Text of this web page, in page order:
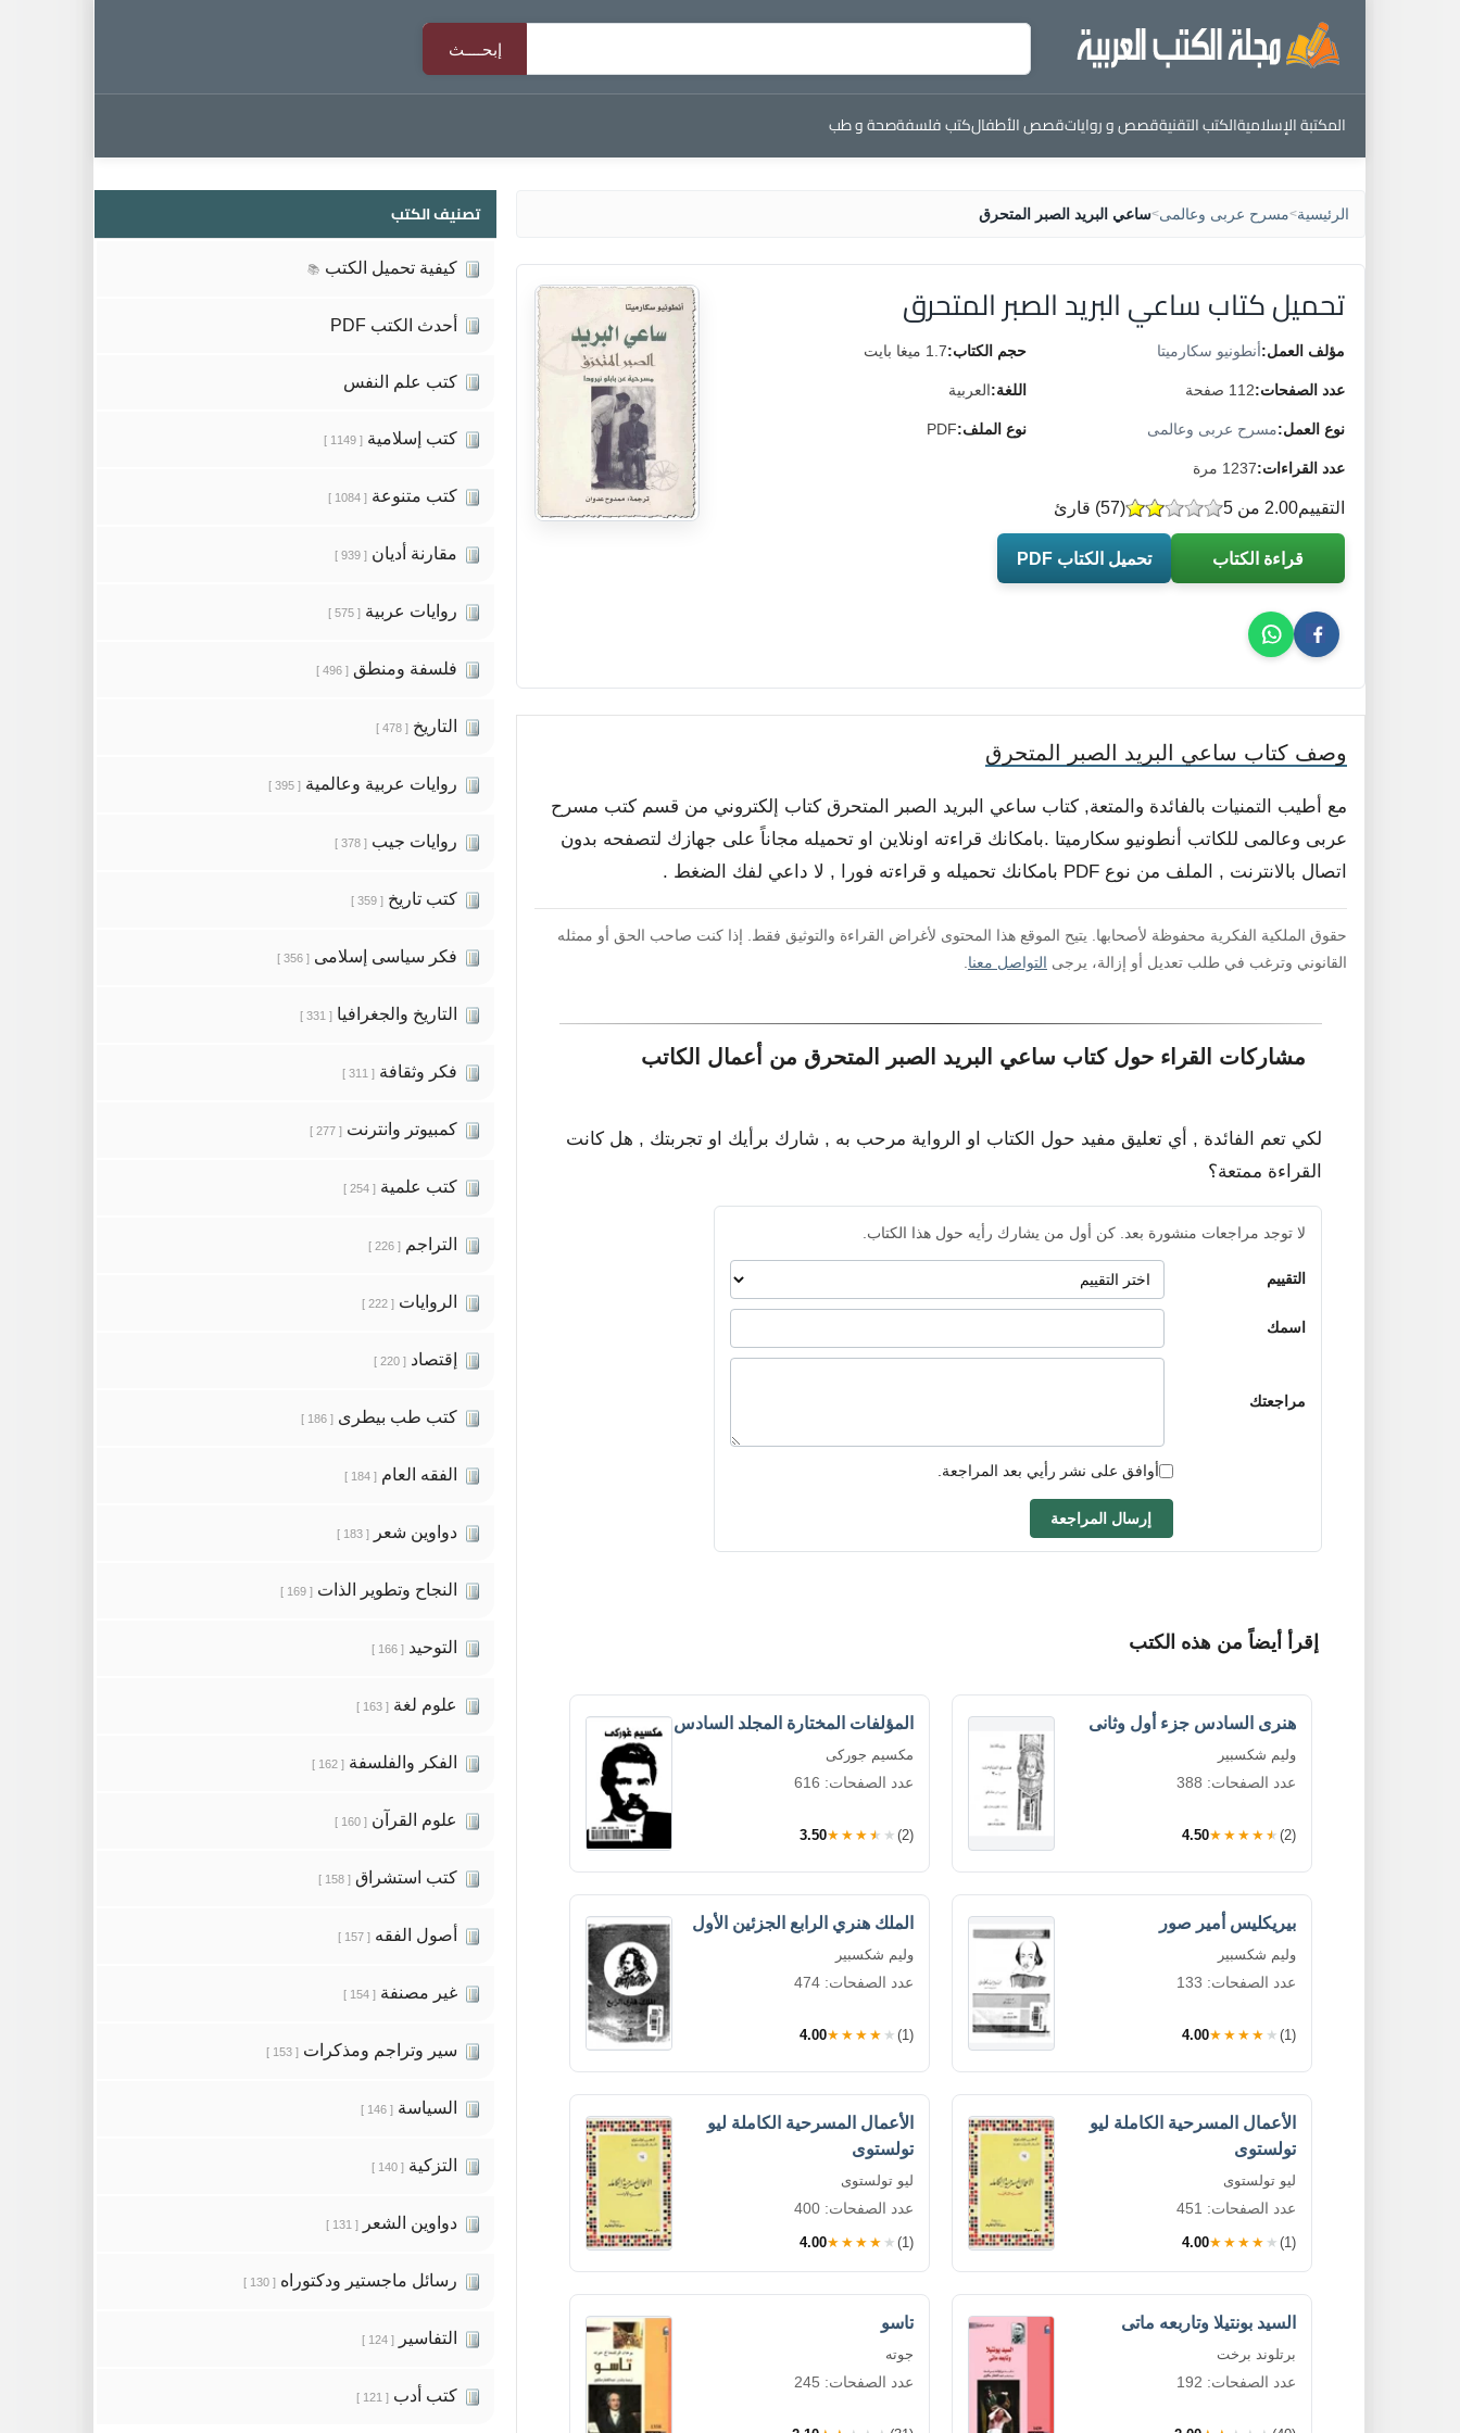
المكتبة الإسلاميةالكتب التقنيةقصص و رواياتقصص الأطفالكتب فلسفةصحة و طب
الرئيسية>مسرح عربى وعالمى>ساعي البريد الصبر المتحرق
تحميل كتاب ساعي البريد الصبر المتحرق
مؤلف العمل:أنطونيو سكارميتا حجم الكتاب:1.7 ميغا بايت
عدد الصفحات:112 صفحة اللغة:العربية
نوع العمل:مسرح عربى وعالمى نوع الملف:PDF
عدد القراءات:1237 مرة
التقييم (
57) قارئ 2.00 من 5
قراءة الكتاب تحميل الكتاب PDF
وصف كتاب ساعي البريد الصبر المتحرق
مع أطيب التمنيات بالفائدة والمتعة, كتاب ساعي البريد الصبر المتحرق كتاب إلكتروني من قسم كتب مسرح
عربى وعالمى للكاتب أنطونيو سكارميتا .بامكانك قراءته اونلاين او تحميله مجاناً على جهازك لتصفحه بدون
اتصال بالانترنت , الملف من نوع PDF بامكانك تحميله و قراءته فورا , لا داعي لفك الضغط .
حقوق الملكية الفكرية محفوظة لأصحابها. يتيح الموقع هذا المحتوى لأغراض القراءة والتوثيق فقط. إذا كنت صاحب الحق أو ممثله
القانوني وترغب في طلب تعديل أو إزالة، يرجى التواصل معنا
مشاركات القراء حول كتاب ساعي البريد الصبر المتحرق من أعمال الكاتب
لكي تعم الفائدة , أي تعليق مفيد حول الكتاب او الرواية مرحب به , شارك برأيك او تجربتك , هل كانت
القراءة ممتعة؟
لا توجد مراجعات منشورة بعد. كن أول من يشارك رأيه حول هذا الكتاب.
التقييم
اسمك
مراجعتك
أوافق على نشر رأيي بعد المراجعة.
إرسال المراجعة
إقرأ أيضاً من هذه الكتب
هنرى السادس جزء أول وثانى
وليم شكسبير
عدد الصفحات: 388
4.50★★★★★ (2)
المؤلفات المختارة المجلد السادس
مكسيم جوركى
عدد الصفحات: 616
3.50★★★★★ (2)
بيريكليس أمير صور
وليم شكسبير
عدد الصفحات: 133
4.00★★★★★ (1)
الملك هنري الرابع الجزئين الأول
وليم شكسبير
عدد الصفحات: 474
4.00★★★★★ (1)
الأعمال المسرحية الكاملة ليو
تولستوى
ليو تولستوى
عدد الصفحات: 451
4.00★★★★★ (1)
الأعمال المسرحية الكاملة ليو
تولستوى
ليو تولستوى
عدد الصفحات: 400
4.00★★★★★ (1)
السيد بونتيلا وتاربعه ماتى
برتلوند برخت
عدد الصفحات: 192
تاسو
جوته
عدد الصفحات: 245
تصنيف الكتب
كيفية تحميل الكتب 📚
أحدث الكتب PDF
كتب علم النفس
كتب إسلامية [ 1149 ]
كتب متنوعة [ 1084 ]
مقارنة أديان [ 939 ]
روايات عربية [ 575 ]
فلسفة ومنطق [ 496 ]
التاريخ [ 478 ]
روايات عربية وعالمية [ 395 ]
روايات جيب [ 378 ]
كتب تاريخ [ 359 ]
فكر سياسى إسلامى [ 356 ]
التاريخ والجغرافيا [ 331 ]
فكر وثقافة [ 311 ]
كمبيوتر وانترنت [ 277 ]
كتب علمية [ 254 ]
التراجم [ 226 ]
الروايات [ 222 ]
إقتصاد [ 220 ]
كتب طب بيطرى [ 186 ]
الفقه العام [ 184 ]
دواوين شعر [ 183 ]
النجاح وتطوير الذات [ 169 ]
التوحيد [ 166 ]
علوم لغة [ 163 ]
الفكر والفلسفة [ 162 ]
علوم القرآن [ 160 ]
كتب استشراق [ 158 ]
أصول الفقه [ 157 ]
غير مصنفة [ 154 ]
سير وتراجم ومذكرات [ 153 ]
السياسة [ 146 ]
التزكية [ 140 ]
دواوين الشعر [ 131 ]
رسائل ماجستير ودكتوراه [ 130 ]
التفاسير [ 124 ]
كتب أدب [ 121 ]